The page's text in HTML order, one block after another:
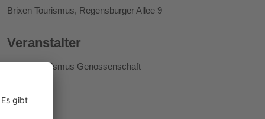
Brixen Tourismus, Regensburger Allee 9
Veranstalter
Brixen Tourismus Genossenschaft
Preise